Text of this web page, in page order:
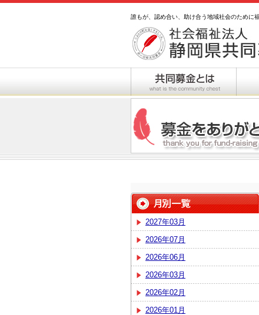
誰もが、認め合い、助け合う地域社会のために
2027年03月
2026年07月
2026年06月
2026年03月
2026年02月
2026年01月